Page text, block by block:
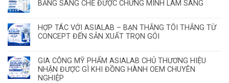
BẰNG SÁNG CHẾ ĐƯỢC CHỨNG MINH LÂM SÀNG
HỢP TÁC VỚI ASIALAB – BẠN THẮNG TÔI THẮNG TỪ
CONCEPT ĐẾN SẢN XUẤT TRỌN GÓI
GIA CÔNG MỸ PHẨM ASIALAB CHỦ THƯƠNG HIỆU
NHẬN ĐƯỢC GÌ KHI ĐỒNG HÀNH OEM CHUYÊN
NGHIỆP